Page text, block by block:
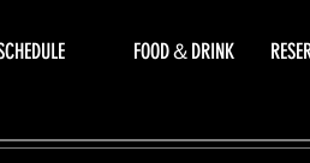
FOOD＆DRINK